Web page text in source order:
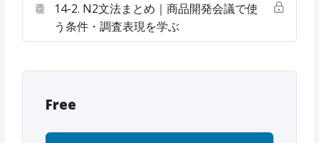
14-2. N2文法まとめ｜商品開発会議で使
う条件・調査表現を学ぶ
Free